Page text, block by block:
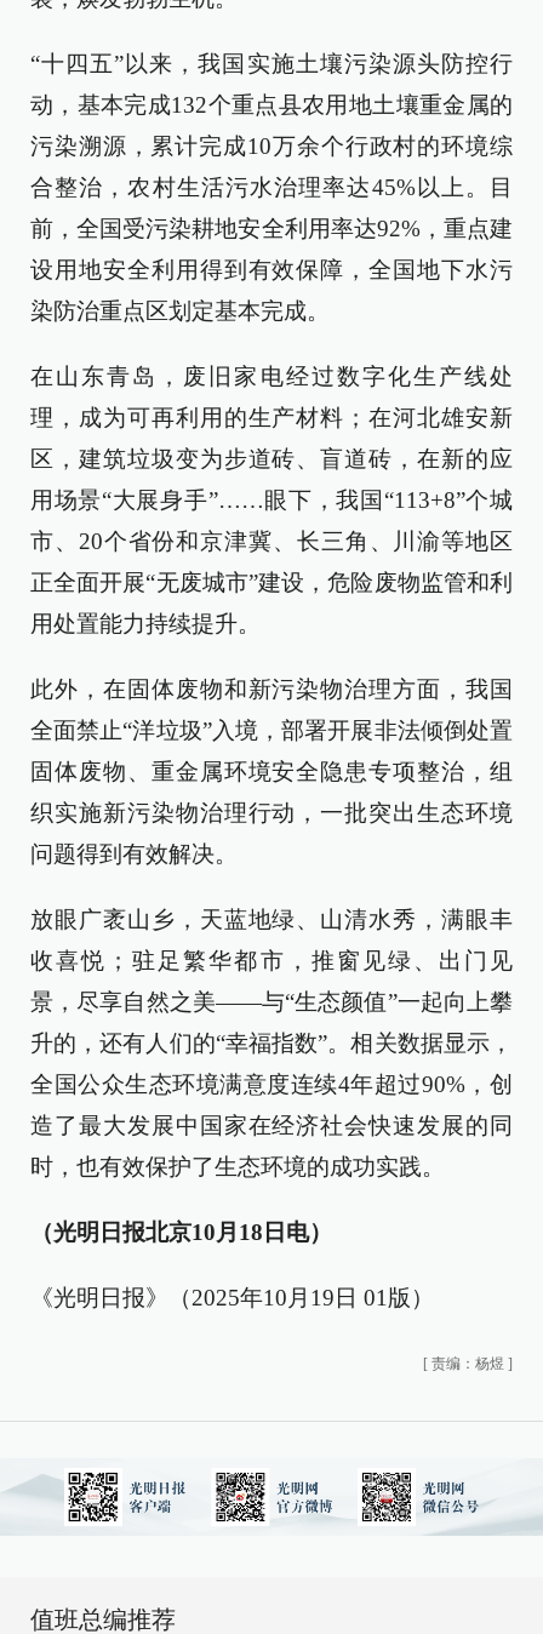
“十四五”以来，我国实施土壤污染源头防控行
动，基本完成132个重点县农用地土壤重金属的
污染溯源，累计完成10万余个行政村的环境综
合整治，农村生活污水治理率达45%以上。目
前，全国受污染耕地安全利用率达92%，重点建
设用地安全利用得到有效保障，全国地下水污
染防治重点区划定基本完成。
在山东青岛，废旧家电经过数字化生产线处
理，成为可再利用的生产材料；在河北雄安新
区，建筑垃圾变为步道砖、盲道砖，在新的应
用场景“大展身手”……眼下，我国“113+8”个城
市、20个省份和京津冀、长三角、川渝等地区
正全面开展“无废城市”建设，危险废物监管和利
用处置能力持续提升。
此外，在固体废物和新污染物治理方面，我国
全面禁止“洋垃圾”入境，部署开展非法倾倒处置
固体废物、重金属环境安全隐患专项整治，组
织实施新污染物治理行动，一批突出生态环境
问题得到有效解决。
放眼广袤山乡，天蓝地绿、山清水秀，满眼丰
收喜悦；驻足繁华都市，推窗见绿、出门见
景，尽享自然之美——与“生态颜值”一起向上攀
升的，还有人们的“幸福指数”。相关数据显示，
全国公众生态环境满意度连续4年超过90%，创
造了最大发展中国家在经济社会快速发展的同
时，也有效保护了生态环境的成功实践。
（光明日报北京10月18日电）
《光明日报》（2025年10月19日 01版）
[ 责编：杨煜 ]
值班总编推荐